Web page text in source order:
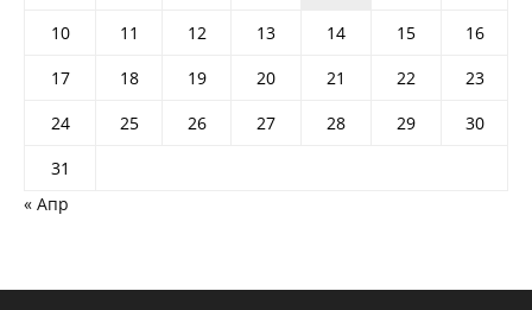
10
11 12 13 14 15
16
17
18 19 20 21 22
23
24
25 26 27 28 29
30
31
« Апр